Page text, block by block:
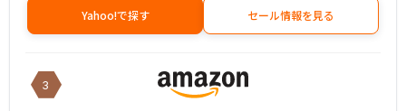
Yahoo!で探す セール情報を見る
3